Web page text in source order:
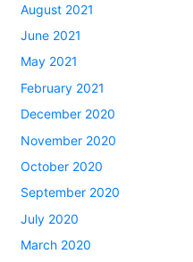
August 2021
June 2021
May 2021
February 2021
December 2020
November 2020
October 2020
September 2020
July 2020
March 2020